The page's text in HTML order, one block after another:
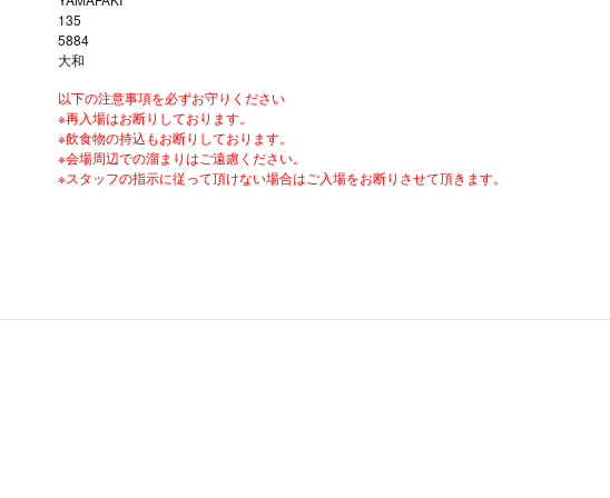
135
5884
大和
以下の注意事項を必ずお守りください
※再入場はお断りしております。
※飲食物の持込もお断りしております。
※会場周辺での溜まりはご遠慮ください。
※スタッフの指示に従って頂けない場合はご入場をお断りさせて頂きます。